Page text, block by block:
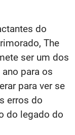
do
The
ser um dos
para os
para ver se
erros do
do legado do